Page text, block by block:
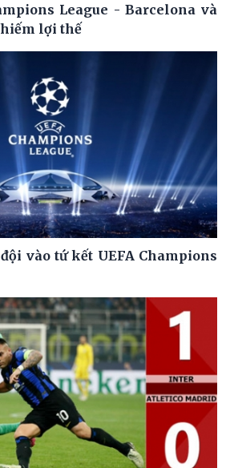
League - Barcelona và
lợi thế
vào tứ kết UEFA Champions